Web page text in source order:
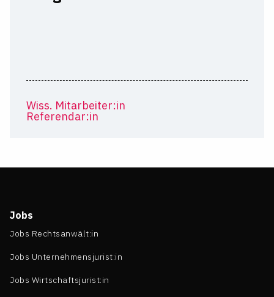
Wiss. Mitarbeiter:in
Referendar:in
Jobs
Jobs Rechtsanwält:in
Jobs Unternehmensjurist:in
Jobs Wirtschaftsjurist:in